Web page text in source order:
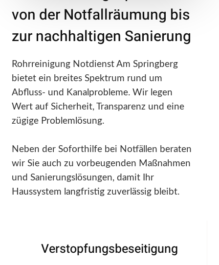
von der Notfallräumung bis
zur nachhaltigen Sanierung
Rohrreinigung Notdienst Am Springberg
bietet ein breites Spektrum rund um
Abfluss- und Kanalprobleme. Wir legen
Wert auf Sicherheit, Transparenz und eine
zügige Problemlösung.
Neben der Soforthilfe bei Notfällen beraten
wir Sie auch zu vorbeugenden Maßnahmen
und Sanierungslösungen, damit Ihr
Haussystem langfristig zuverlässig bleibt.
Verstopfungsbeseitigung